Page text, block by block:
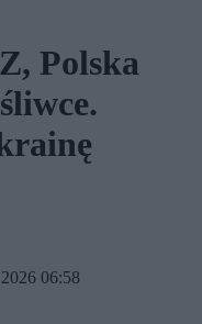
Polska
06:58